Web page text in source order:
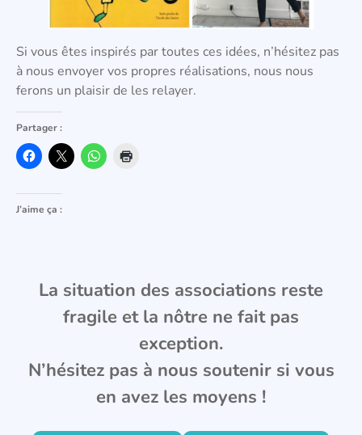
Si vous êtes inspirés par toutes ces idées, n’hésitez pas
à nous envoyer vos propres réalisations, nous nous
ferons un plaisir de les relayer.
Partager :
J’aime ça :
La situation des associations reste
fragile et la nôtre ne fait pas
exception.
N’hésitez pas à nous soutenir si vous
en avez les moyens !